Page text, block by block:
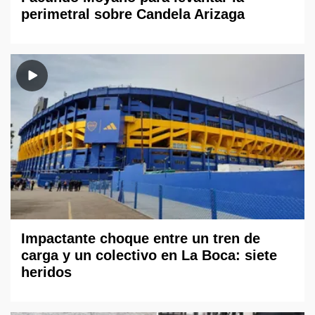
perimetral sobre Candela Arizaga
Impactante choque entre un tren de
carga y un colectivo en La Boca: siete
heridos